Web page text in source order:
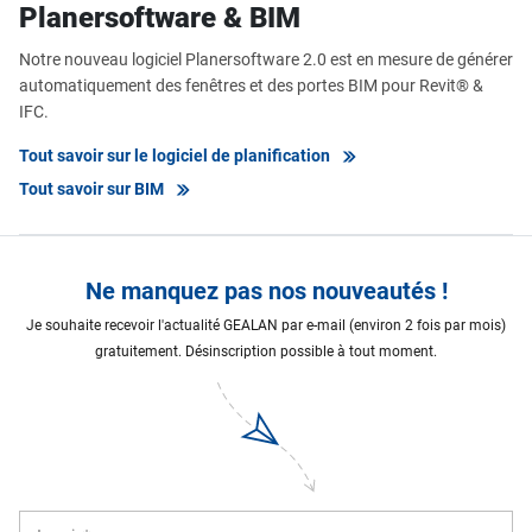
Planersoftware & BIM
Notre nouveau logiciel Planersoftware 2.0 est en mesure de générer
automatiquement des fenêtres et des portes BIM pour Revit® &
IFC.
Tout savoir sur le logiciel de planification
Tout savoir sur BIM
Ne manquez pas nos nouveautés !
Je souhaite recevoir l'actualité GEALAN par e-mail (environ 2 fois par mois)
gratuitement. Désinscription possible à tout moment.